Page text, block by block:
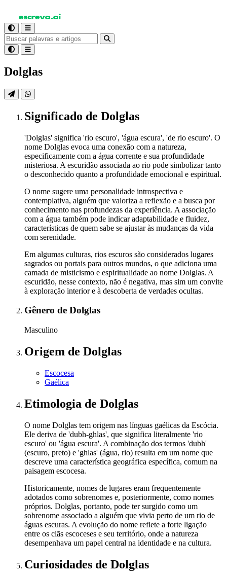
Dolglas
Significado de Dolglas
'Dolglas' significa 'rio escuro', 'água escura', 'de rio escuro'. O
nome Dolglas evoca uma conexão com a natureza,
especificamente com a água corrente e sua profundidade
misteriosa. A escuridão associada ao rio pode simbolizar tanto
o desconhecido quanto a profundidade emocional e espiritual.
O nome sugere uma personalidade introspectiva e
contemplativa, alguém que valoriza a reflexão e a busca por
conhecimento nas profundezas da experiência. A associação
com a água também pode indicar adaptabilidade e fluidez,
características de quem sabe se ajustar às mudanças da vida
com serenidade.
Em algumas culturas, rios escuros são considerados lugares
sagrados ou portais para outros mundos, o que adiciona uma
camada de misticismo e espiritualidade ao nome Dolglas. A
escuridão, nesse contexto, não é negativa, mas sim um convite
à exploração interior e à descoberta de verdades ocultas.
Gênero de Dolglas
Masculino
Origem de Dolglas
Escocesa
Gaélica
Etimologia de Dolglas
O nome Dolglas tem origem nas línguas gaélicas da Escócia.
Ele deriva de 'dubh-ghlas', que significa literalmente 'rio
escuro' ou 'água escura'. A combinação dos termos 'dubh'
(escuro, preto) e 'ghlas' (água, rio) resulta em um nome que
descreve uma característica geográfica específica, comum na
paisagem escocesa.
Historicamente, nomes de lugares eram frequentemente
adotados como sobrenomes e, posteriormente, como nomes
próprios. Dolglas, portanto, pode ter surgido como um
sobrenome associado a alguém que vivia perto de um rio de
águas escuras. A evolução do nome reflete a forte ligação
entre os clãs escoceses e seu território, onde a natureza
desempenhava um papel central na identidade e na cultura.
Curiosidades de Dolglas